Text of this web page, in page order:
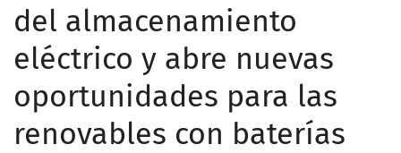
del almacenamiento
eléctrico y abre nuevas
oportunidades para las
renovables con baterías